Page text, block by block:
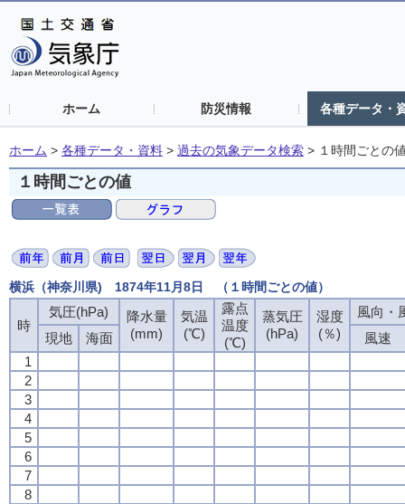
ホーム 防災情報 各種データ・
ホーム > 各種データ・資料 > 過去の気象データ検索 > １時間ごとの
１時間ごとの値
横浜（神奈川県) 1874年11月8日 （１時間ごとの値）
時
気圧(hPa)
降水量
(mm)
気温
(℃)
露点
温度
(℃)
蒸気圧
(hPa)
湿度
(％)
風向・
現地
海面
風速
1
2
3
4
5
6
7
8
時
気圧(hPa)
降水量
(mm)
気温
(℃)
露点
温度
(℃)
蒸気圧
(hPa)
湿度
(％)
風向・
現地
海面
風速
1
2
3
4
5
6
7
8
時
気圧(hPa)
降水量
(mm)
気温
(℃)
露点
温度
(℃)
蒸気圧
(hPa)
湿度
(％)
風向・
現地
海面
風速
1
2
3
4
5
6
7
8
時
気圧(hPa)
降水量
(mm)
気温
(℃)
露点
温度
(℃)
蒸気圧
(hPa)
湿度
(％)
風向・
現地
海面
風速
1
2
3
4
5
6
7
8